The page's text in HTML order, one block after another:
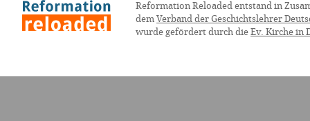
Reformation Reloaded entstand in
dem Verband der Geschichtslehrer
wurde gefördert durch die Ev. Kirche in